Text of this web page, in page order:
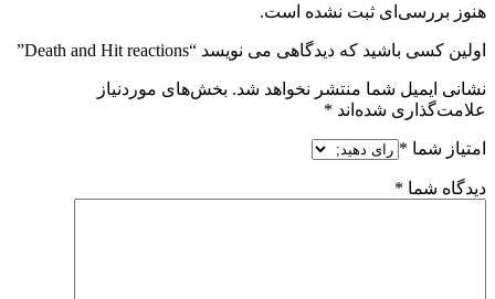
هنوز بررسی‌ای ثبت نشده است.
اولین کسی باشید که دیدگاهی می نویسد “Death and Hit reactions”
نشانی ایمیل شما منتشر نخواهد شد. بخش‌های موردنیاز
علامت‌گذاری شده‌اند *
امتیاز شما *
دیدگاه شما *